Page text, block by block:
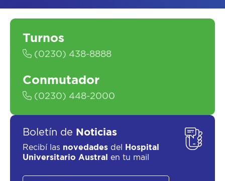
SOLICITAR UN ASESOR
Turnos
(0230) 438-8888
Conmutador
(0230) 448-2000
Boletín de Noticias
Recibí las novedades del
Hospital
Universitario Austral
en tu mail